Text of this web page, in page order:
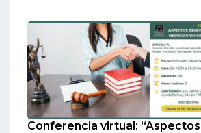
Conferencia virtual: